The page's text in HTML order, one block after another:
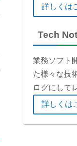
詳しくは
Tech
業務ソフト
た様々な技
ログにして
詳しくは